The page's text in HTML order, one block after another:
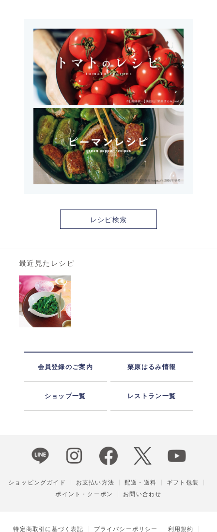
レシピ検索
最近見たレシピ
会員登録のご案内 栗原はるみ情報
ショップ一覧 レストラン一覧
ショッピングガイド お支払い方法 配送・送料
ギフト包装
ポイント・クーポン
お問い合わせ
特定商取引に基づく表記 プライバシーポリシー 利用規約